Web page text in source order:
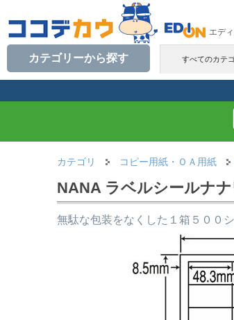
エデ
すべてのカテ
カテゴリーから探す
カテゴリ コピー用紙・ＯＡ用紙
NANA ラベルシールナ
無駄な包装をなくした１箱５００